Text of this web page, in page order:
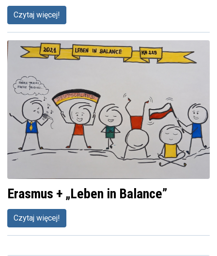
Czytaj więcej!
Erasmus + „Leben in Balance”
Czytaj więcej!